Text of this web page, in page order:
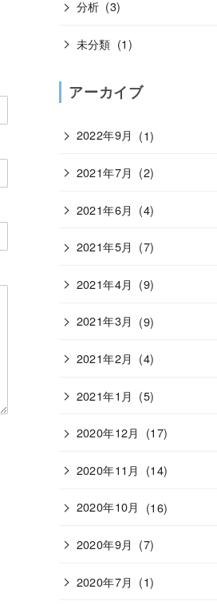
分析 (3)
未分類 (1)
アーカイブ
2022年9月 (1)
2021年7月 (2)
2021年6月 (4)
2021年5月 (7)
2021年4月 (9)
2021年3月 (9)
2021年2月 (4)
2021年1月 (5)
2020年12月 (17)
2020年11月 (14)
2020年10月 (16)
2020年9月 (7)
2020年7月 (1)